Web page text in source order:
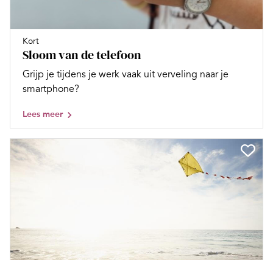
Kort
Sloom van de telefoon
Grijp je tijdens je werk vaak uit verveling naar je
smartphone?
Lees meer